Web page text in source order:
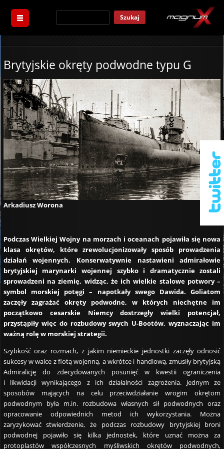
Szukaj
Brytyjskie okręty podwodne typu G
Arkadiusz Worona
Podczas Wielkiej Wojny na morzach i oceanach pojawiła się nowa
klasa okrętów, które zrewolucjonizowały sposób prowadzenia
działań wojennych. Konserwatywnie nastawieni admirałowie
brytyjskiej marynarki wojennej szybko i dramatycznie zostali
sprowadzeni na ziemię, widząc, że ich wielkie stalowe potwory –
symbol morskiej potęgi – napotkały swego Dawida. Goliatom
zaczęły zagrażać okręty podwodne, w których niechętne im
początkowo cesarskie Niemcy dostrzegły wielki potencjał,
przystąpiły więc do rozbudowy swych U-Bootów, wyznaczając im
ważną rolę w morskiej strategii.
Szybkość oraz rozmach, z jakim niemieckie jednostki zaczęły odnosić
sukcesy w walce z flotą wojenną, a wkrótce i handlową, zmusiły brytyjską
Admiralicję do zdecydowanych posunięć w kwestii ograniczenia
i likwidacji wynikającego z ich działalności zagrożenia. Jednym ze
sposobów mających na celu przeciwdziałanie wrogim okrętom
podwodnym była m.in. rozbudowa własnych sił podwodnych oraz
opracowanie odpowiednich metod ich wykorzystania. Można
zaryzykować stwierdzenie, że podczas rozbudowy brytyjskiej broni
podwodnej pojawiło się kilka jednostek, które uznać można za
protoplastów współczesnych myśliwskich okrętów podwodnych,